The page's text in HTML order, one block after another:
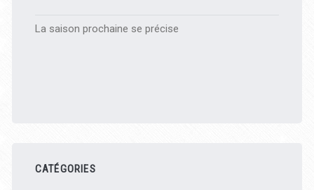
La saison prochaine se précise
CATÉGORIES